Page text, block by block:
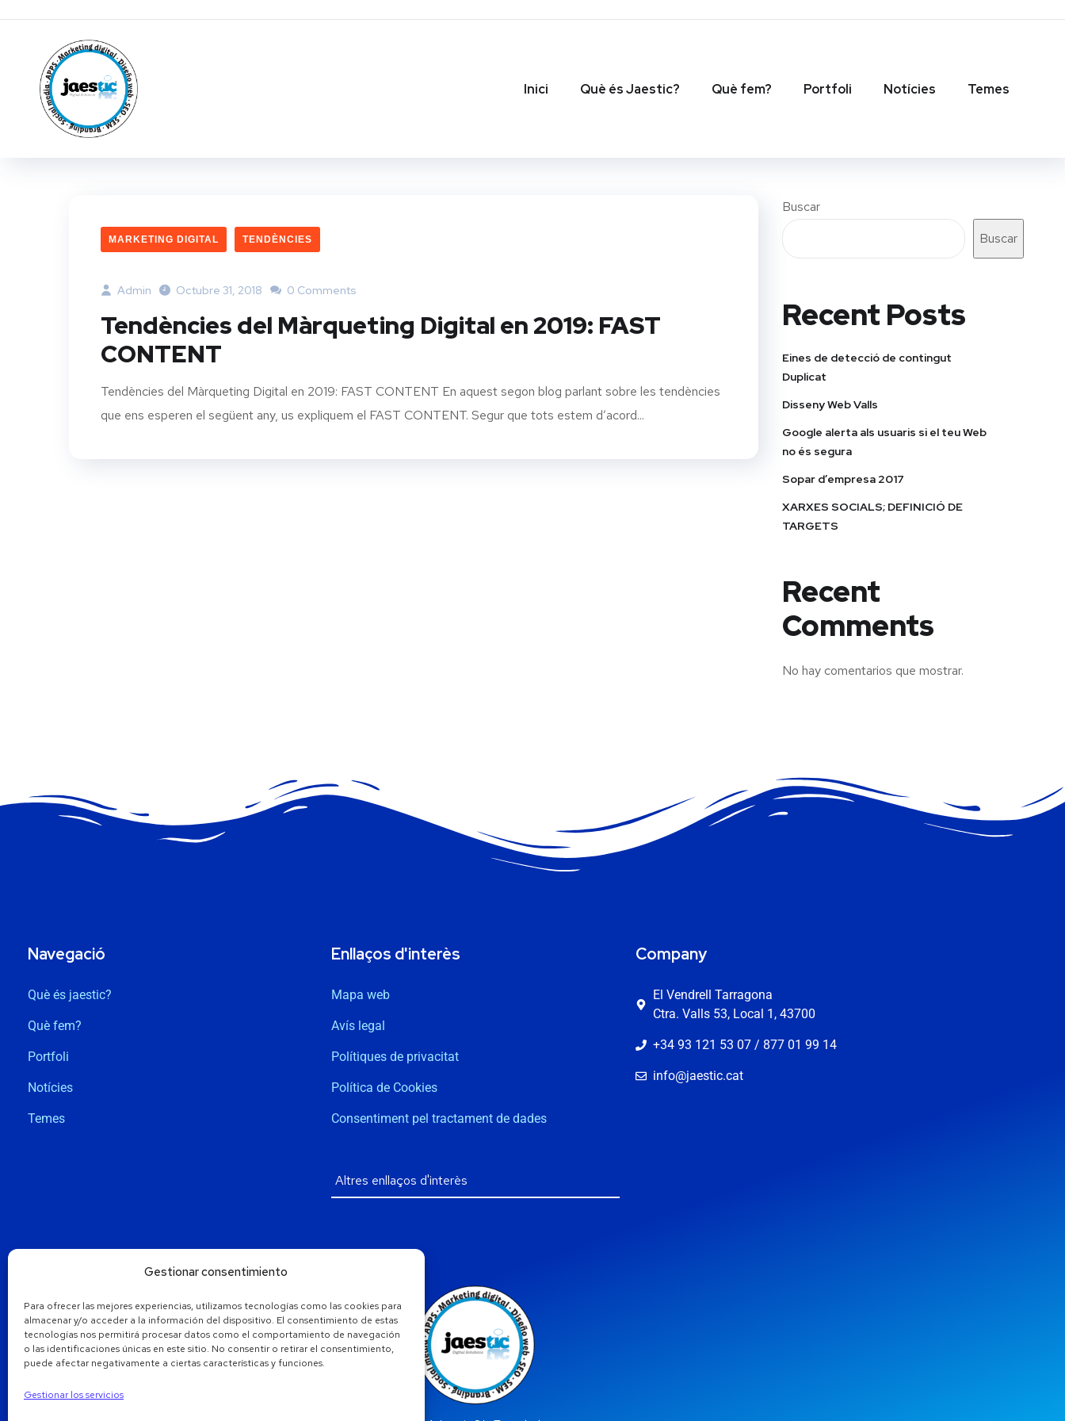
Gestionar consentimiento
Para ofrecer las mejores experiencias, utilizamos tecnologías como las cookies para
almacenar y/o acceder a la información del dispositivo. El consentimiento de estas
tecnologías nos permitirá procesar datos como el comportamiento de navegación
o las identificaciones únicas en este sitio. No consentir o retirar el consentimiento,
puede afectar negativamente a ciertas características y funciones.
Gestionar los servicios
Inici Què és Jaestic? Què fem? Portfoli Notícies Temes
MARKETING DIGITAL TENDÈNCIES
Admin Octubre 31, 2018 0 Comments
Tendències del Màrqueting Digital en 2019: FAST
CONTENT
Tendències del Màrqueting Digital en 2019: FAST CONTENT En aquest segon blog parlant sobre les tendències
que ens esperen el següent any, us expliquem el FAST CONTENT. Segur que tots estem d’acord...
Buscar
Buscar
Recent Posts
Eines de detecció de contingut
Duplicat
Disseny Web Valls
Google alerta als usuaris si el teu Web
no és segura
Sopar d’empresa 2017
XARXES SOCIALS; DEFINICIÓ DE
TARGETS
Recent
Comments
No hay comentarios que mostrar.
Navegació
Què és jaestic?
Què fem?
Portfoli
Notícies
Temes
Enllaços d'interès
Mapa web
Avís legal
Polítiques de privacitat
Política de Cookies
Consentiment pel tractament de dades
Company
El Vendrell Tarragona
Ctra. Valls 53, Local 1, 43700
+34 93 121 53 07 / 877 01 99 14
info@jaestic.cat